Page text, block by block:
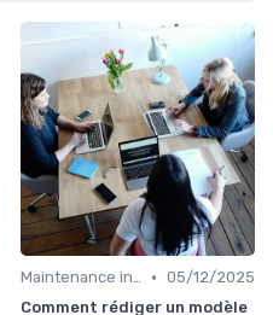
Maintenance infrastructures • 05/12/2025
Comment rédiger un modèle